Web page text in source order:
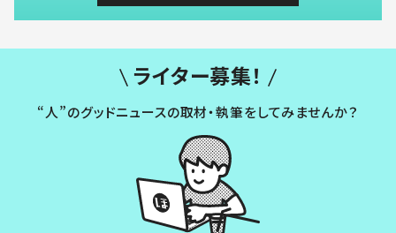
ライター募集！
“人”のグッドニュースの取材・執筆をしてみませんか？